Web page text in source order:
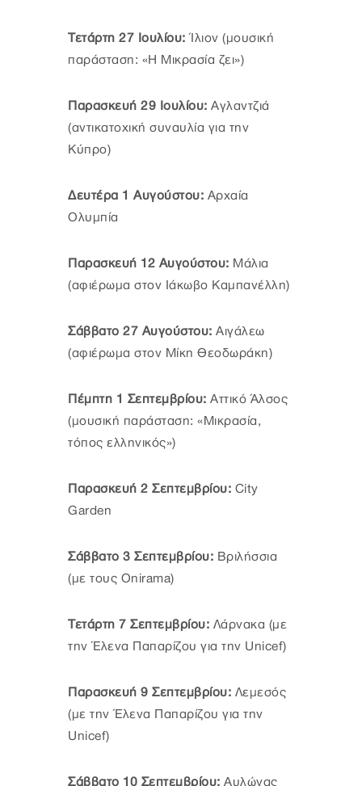
Τετάρτη 27 Ιουλίου: Ίλιον (μουσική
παράσταση: «Η Μικρασία ζει»)
Παρασκευή 29 Ιουλίου: Αγλαντζιά
(αντικατοχική συναυλία για την
Κύπρο)
Δευτέρα 1 Αυγούστου: Αρχαία
Ολυμπία
Παρασκευή 12 Αυγούστου: Μάλια
(αφιέρωμα στον Ιάκωβο Καμπανέλλη)
Σάββατο 27 Αυγούστου: Αιγάλεω
(αφιέρωμα στον Μίκη Θεοδωράκη)
Πέμπτη 1 Σεπτεμβρίου: Αττικό Άλσος
(μουσική παράσταση: «Μικρασία,
τόπος ελληνικός»)
Παρασκευή 2 Σεπτεμβρίου: City
Garden
Σάββατο 3 Σεπτεμβρίου: Βριλήσσια
(με τους Onirama)
Τετάρτη 7 Σεπτεμβρίου: Λάρνακα (με
την Έλενα Παπαρίζου για την Unicef)
Παρασκευή 9 Σεπτεμβρίου: Λεμεσός
(με την Έλενα Παπαρίζου για την
Unicef)
Σάββατο 10 Σεπτεμβρίου: Αυλώνας